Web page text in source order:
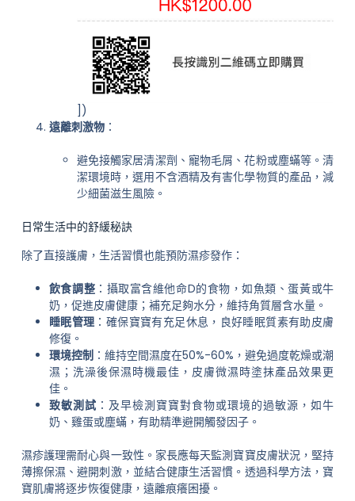
])
遠離刺激物：
避免接觸家居清潔劑、寵物毛屑、花粉或塵蟎等。清
潔環境時，選用不含酒精及有害化學物質的產品，減
少細菌滋生風險。
日常生活中的舒緩秘訣
除了直接護膚，生活習慣也能預防濕疹發作：
飲食調整 ：攝取富含維他命D的食物，如魚類、蛋黃或牛
奶，促進皮膚健康；補充足夠水分，維持角質層含水量。
睡眠管理 ：確保寶寶有充足休息，良好睡眠質素有助皮膚
修復。
環境控制：維持空間濕度在50%-60%，避免過度乾燥或潮
濕；洗澡後保濕時機最佳，皮膚微濕時塗抹產品效果更
佳。
致敏測試 ：及早檢測寶寶對食物或環境的過敏源，如牛
奶、雞蛋或塵蟎，有助精準避開觸發因子。
濕疹護理需耐心與一致性。家長應每天監測寶寶皮膚狀況，堅持
薄擦保濕、避開刺激，並結合健康生活習慣。透過科學方法，寶
寶肌膚將逐步恢復健康，遠離痕癢困擾。